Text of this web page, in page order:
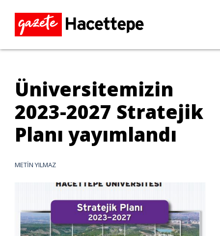
Üniversitemizin
2023-2027 Stratejik
Planı yayımlandı
METİN YILMAZ